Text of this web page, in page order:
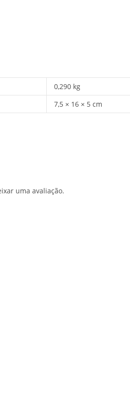
0,290 kg
7,5 × 16 × 5 cm
uma avaliação.